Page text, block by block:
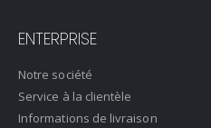
ENTERPRISE
Notre société
Service à la clientèle
Informations de livraison